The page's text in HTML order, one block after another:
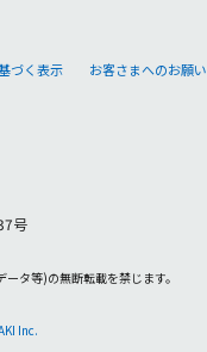
づく表示 お客さまへのお願い
号
タ等)の無断転載を禁じます。
Inc.